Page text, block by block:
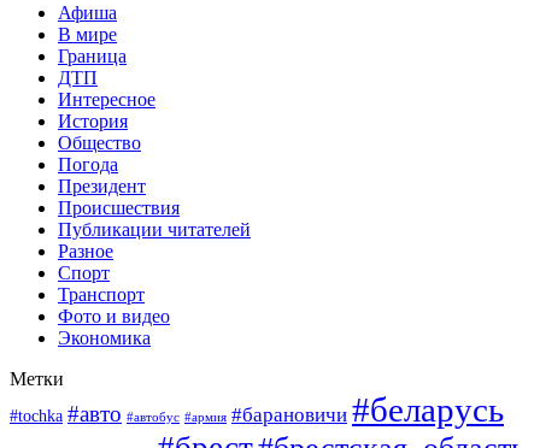
Афиша
В мире
Граница
ДТП
Интересное
История
Общество
Погода
Президент
Происшествия
Публикации читателей
Разное
Спорт
Транспорт
Фото и видео
Экономика
Метки
#tochka #авто #автобус #армия #барановичи #беларусь